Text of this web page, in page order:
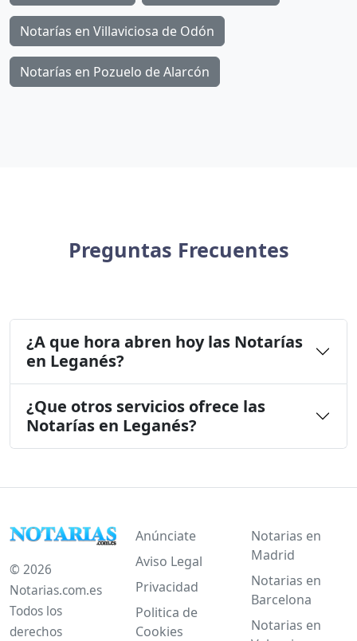
Notarías en Villaviciosa de Odón
Notarías en Pozuelo de Alarcón
Preguntas Frecuentes
¿A que hora abren hoy las Notarías
en Leganés?
¿Que otros servicios ofrece las
Notarías en Leganés?
© 2026
Notarias.com.es
Todos los
derechos
Anúnciate
Aviso Legal
Privacidad
Politica de
Cookies
Notarias en
Madrid
Notarias en
Barcelona
Notarias en